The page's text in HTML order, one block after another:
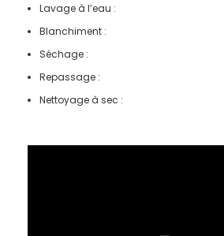
Lavage à l’eau :
Blanchiment :
Séchage :
Repassage :
Nettoyage à sec :